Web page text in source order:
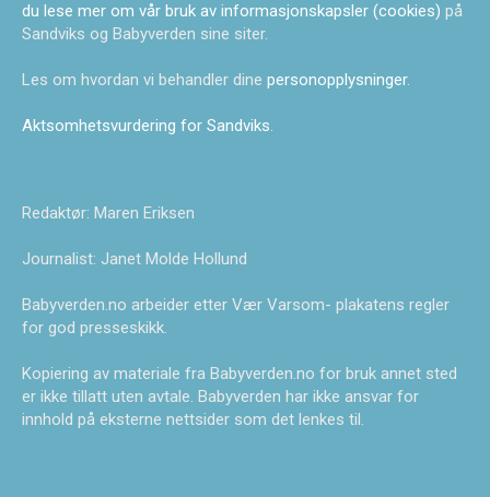
du lese mer om vår bruk av informasjonskapsler (cookies) på
Sandviks og Babyverden sine siter.
Les om hvordan vi behandler dine personopplysninger.
Aktsomhetsvurdering for Sandviks.
Redaktør: Maren Eriksen
Journalist: Janet Molde Hollund
Babyverden.no arbeider etter Vær Varsom- plakatens regler
for god presseskikk.
Kopiering av materiale fra Babyverden.no for bruk annet sted
er ikke tillatt uten avtale. Babyverden har ikke ansvar for
innhold på eksterne nettsider som det lenkes til.